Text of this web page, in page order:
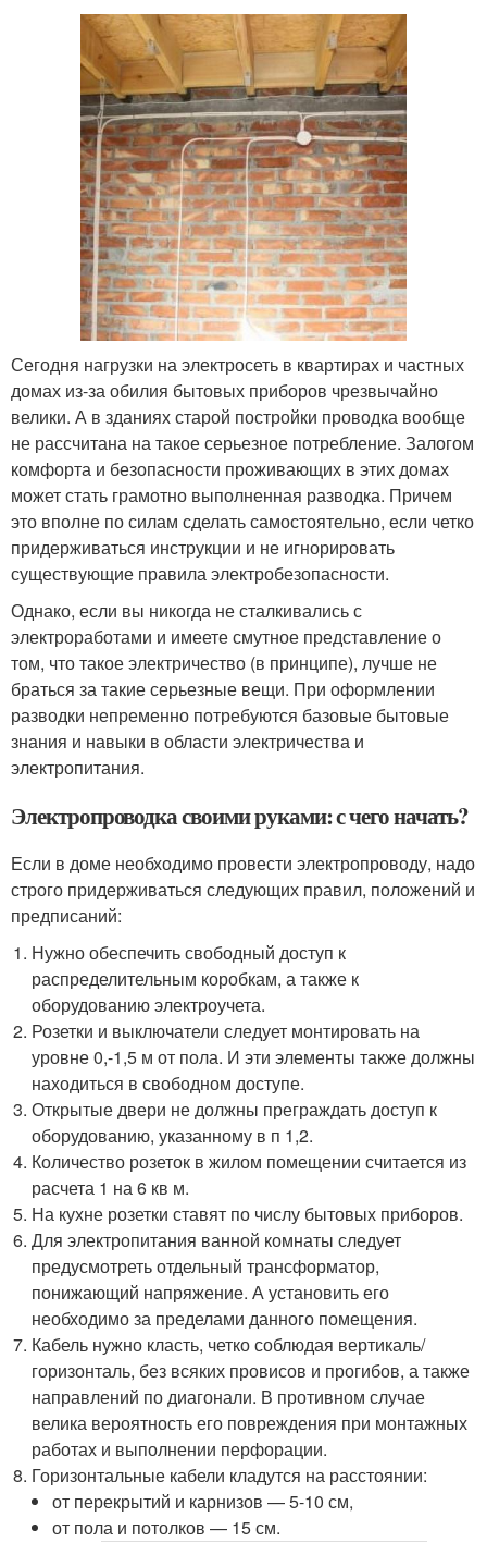
Сегодня нагрузки на электросеть в квартирах и частных
домах из-за обилия бытовых приборов чрезвычайно
велики. А в зданиях старой постройки проводка вообще
не рассчитана на такое серьезное потребление. Залогом
комфорта и безопасности проживающих в этих домах
может стать грамотно выполненная разводка. Причем
это вполне по силам сделать самостоятельно, если четко
придерживаться инструкции и не игнорировать
существующие правила электробезопасности.
Однако, если вы никогда не сталкивались с
электроработами и имеете смутное представление о
том, что такое электричество (в принципе), лучше не
браться за такие серьезные вещи. При оформлении
разводки непременно потребуются базовые бытовые
знания и навыки в области электричества и
электропитания.
Электропроводка своими руками: с чего начать?
Если в доме необходимо провести электропроводу, надо
строго придерживаться следующих правил, положений и
предписаний:
Нужно обеспечить свободный доступ к
распределительным коробкам, а также к
оборудованию электроучета.
Розетки и выключатели следует монтировать на
уровне 0,-1,5 м от пола. И эти элементы также должны
находиться в свободном доступе.
Открытые двери не должны преграждать доступ к
оборудованию, указанному в п 1,2.
Количество розеток в жилом помещении считается из
расчета 1 на 6 кв м.
На кухне розетки ставят по числу бытовых приборов.
Для электропитания ванной комнаты следует
предусмотреть отдельный трансформатор,
понижающий напряжение. А установить его
необходимо за пределами данного помещения.
Кабель нужно класть, четко соблюдая вертикаль/
горизонталь, без всяких провисов и прогибов, а также
направлений по диагонали. В противном случае
велика вероятность его повреждения при монтажных
работах и выполнении перфорации.
Горизонтальные кабели кладутся на расстоянии:
от перекрытий и карнизов — 5-10 см,
от пола и потолков — 15 см.